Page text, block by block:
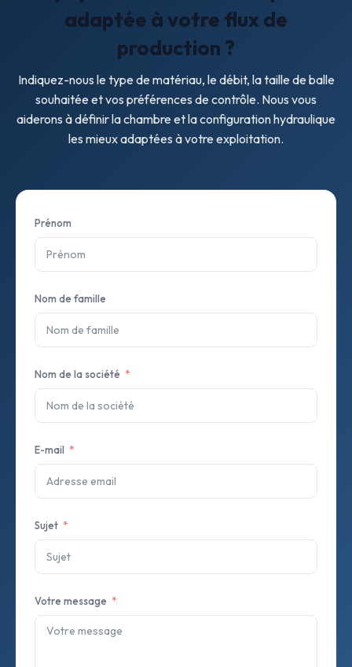
adaptée à votre flux de
production ?
Indiquez-nous le type de matériau, le débit, la taille de balle
souhaitée et vos préférences de contrôle. Nous vous
aiderons à définir la chambre et la configuration hydraulique
les mieux adaptées à votre exploitation.
Prénom
Nom de famille
Nom de la société
E-mail
Sujet
Votre message